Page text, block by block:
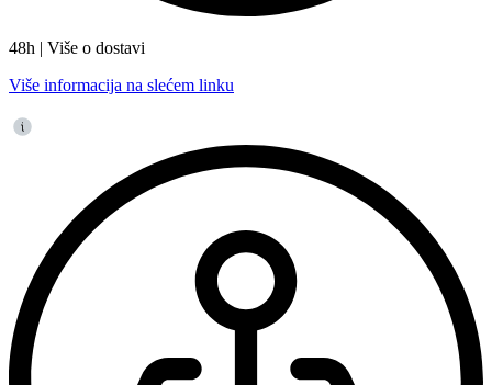
48h | Više o dostavi
Više informacija na slećem linku